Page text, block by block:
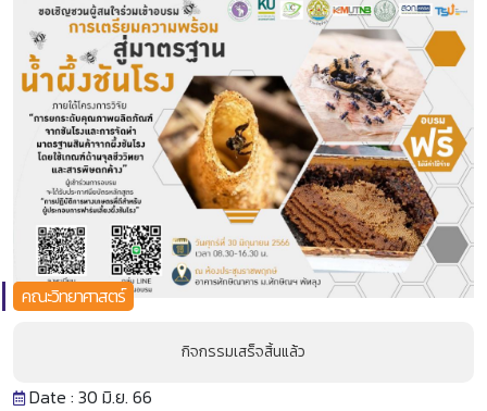
คณะวิทยาศาสตร์
กิจกรรมเสร็จสิ้นแล้ว
Date : 30 มิ.ย. 66